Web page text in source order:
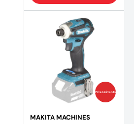
Prix coûtants
MAKITA MACHINES